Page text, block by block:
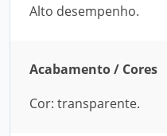
Alto desempenho.
Acabamento / Cores
Cor: transparente.